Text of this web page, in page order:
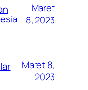
Maret
8, 2023
Maret 8,
2023